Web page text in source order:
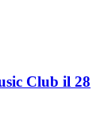
Club il 28